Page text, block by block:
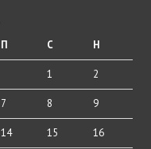
П С Н
1 2
7 8 9
14 15 16